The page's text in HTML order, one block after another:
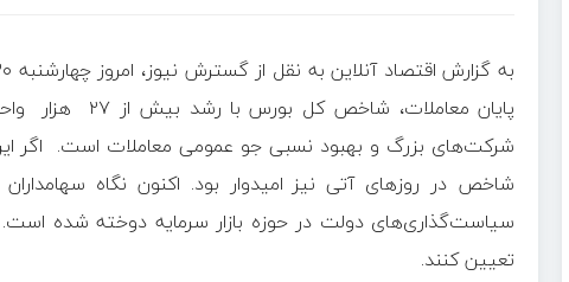
پایان
شرکت‌های بزرگ و بهبود نسبی جو عمومی معاملات است. اگر این
شاخص در روزهای آتی نیز امیدوار بود. اکنون نگاه
سیاست‌گذاری‌های دولت در حوزه بازار سرمایه دوخته شده
تعیین کنند.